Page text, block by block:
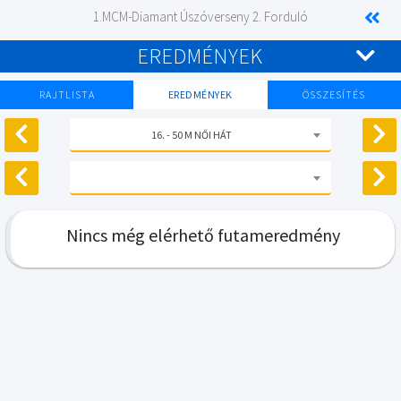
1.MCM-Diamant Úszóverseny 2. Forduló
EREDMÉNYEK
RAJTLISTA EREDMÉNYEK ÖSSZESÍTÉS
16. - 50 M NŐI HÁT
Nincs még elérhető futameredmény